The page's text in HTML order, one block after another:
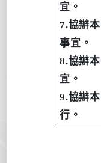
宜。
7.協辦
事宜。
8.協辦
宜。
9.協辦
行。